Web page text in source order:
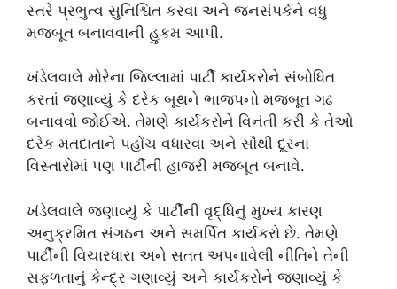
સ્તરે પ્રભુત્વ સુનિશ્ચિત કરવા અને જનસંપર્કને વધુ
મજબૂત બનાવવાની હુકમ આપી.
ખંડેલવાલે મોરેના જિલ્લામાં પાર્ટી કાર્યકરોને સંબોધિત
કરતાં જણાવ્યું કે દરેક બૂથને ભાજપનો મજબૂત ગઢ
બનાવવો જોઈએ. તેમણે કાર્યકરોને વિનંતી કરી કે તેઓ
દરેક મતદાતાને પહોંચ વધારવા અને સૌથી દૂરના
વિસ્તારોમાં પણ પાર્ટીની હાજરી મજબૂત બનાવે.
ખંડેલવાલે જણાવ્યું કે પાર્ટીની વૃદ્ધિનું મુખ્ય કારણ
અનુક્રમિત સંગઠન અને સમર્પિત કાર્યકરો છે. તેમણે
પાર્ટીની વિચારધારા અને સતત અપનાવેલી નીતિને તેની
સફળતાનું કેન્દ્ર ગણાવ્યું અને કાર્યકરોને જણાવ્યું કે